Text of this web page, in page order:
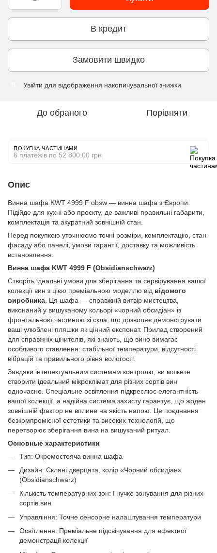
В кредит
Замовити швидко
Увійти для відображення накопичувальної знижки
До обраного Порівняти
ПОКУПКА ЧАСТИНАМИ
6 платежів по 52 800.00 грн
Опис
Винна шафа KWT 4999 F obsw — винна шафа з Європи.
Підійде для кухні або проєкту, де важливі правильні габарити,
комплектація та акуратний зовнішній стан.
Перед покупкою уточнюємо точні розміри, комплектацію, стан
фасаду або панелі, умови гарантії, доставку та можливість
встановлення.
Винна шафа KWT 4999 F (Obsidianschwarz)
Створіть ідеальні умови для зберігання та сервірування вашої
колекції вин з цією преміальною моделлю від відомого
виробника . Ця шафа — справжній витвір мистецтва,
виконаний у вишуканому кольорі «чорний обсидіан» із
фронтальною частиною зі скла, що дозволяє демонструвати
ваші улюблені пляшки як цінний експонат. Прилад створений
для справжніх цінителів, які знають, що вино вимагає
особливого ставлення: стабільної температури, відсутності
вібрацій та правильного рівня вологості.
Завдяки інтелектуальним системам контролю, ви можете
створити ідеальний мікроклімат для різних сортів вин
одночасно. Спеціальне освітлення підкреслює елегантність
вашої колекції, а надійна система захисту гарантує, що жоден
зовнішній фактор не вплине на якість напою. Це поєднання
безкомпромісної естетики та високих технологій, що
перетворює зберігання вина на вишуканий ритуал.
Основные характеристики
Тип: Окремостояча винна шафа
Дизайн: Скляні дверцята, колір «Чорний обсидіан»
(Obsidianschwarz)
Кількість температурних зон: Гнучке зонування для різних
сортів вин
Управління: Точне сенсорне налаштування температури
Освітлення: Преміальне підсвічування для ефектної
демонстрації колекції